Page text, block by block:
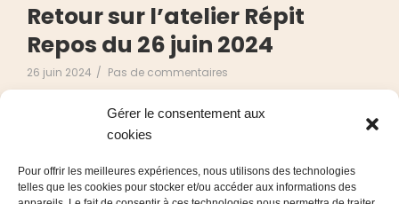
Gérer le consentement aux
cookies
Pour offrir les meilleures expériences, nous utilisons des technologies
telles que les cookies pour stocker et/ou accéder aux informations des
Retour sur l’atelier Répit
Repos du 26 juin 2024
26 juin 2024 / Pas de commentaires
suspendu dans le temps, une parenthèse si précieuse
pour toutes nos participantes. Aujourd’hui, je rends
tellement sollicitées de nos mamans. Les soins qu’elles